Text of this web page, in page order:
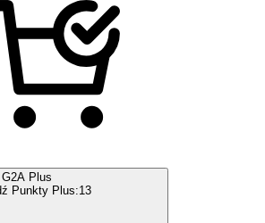
G2A Plus
Punkty Plus:13